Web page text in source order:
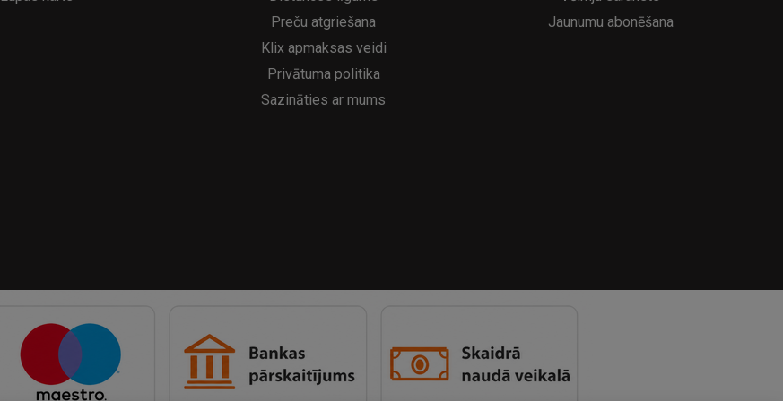
Preču atgriešana
Klix apmaksas veidi
Privātuma politika
Sazināties ar mums
Jaunumu abonēšana